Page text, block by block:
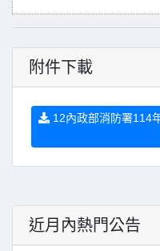
附件下載
12內政部消防署114
近月內熱門公告